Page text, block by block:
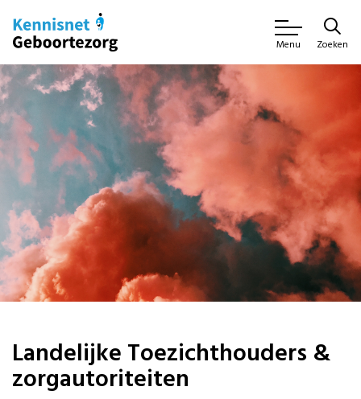
Menu Zoeken
Landelijke Toezichthouders &
zorgautoriteiten